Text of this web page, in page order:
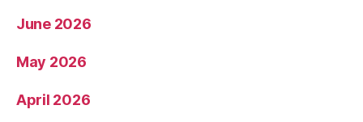
June 2026
May 2026
April 2026